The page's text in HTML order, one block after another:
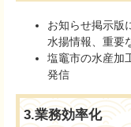
お知らせ掲示版
水揚情報、重要
塩竈市の水産加
発信
3.業務効率化